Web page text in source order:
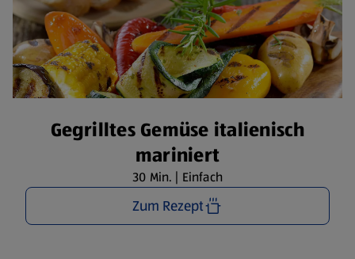
Gegrilltes Gemüse italienisch
mariniert
30 Min. | Einfach
Zum Rezept